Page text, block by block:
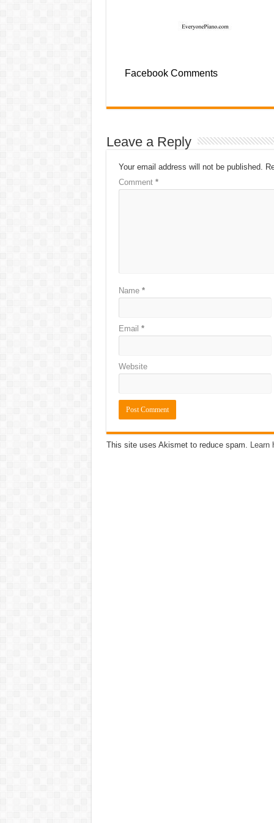
Facebook Comments
Leave a Reply
Your email address will not be published.
Comment *
Name *
Email *
Website
This site uses Akismet to reduce spam. Learn